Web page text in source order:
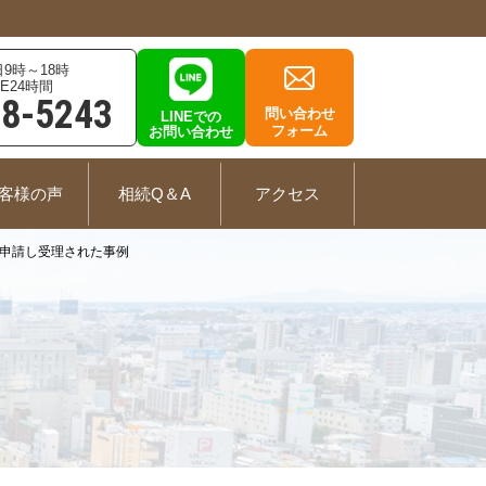
9時～18時
時間
5243
LINEでの
お問い合わせ
問い合わせ
フォーム
様の声 相続Q＆A アクセス
請し受理された事例